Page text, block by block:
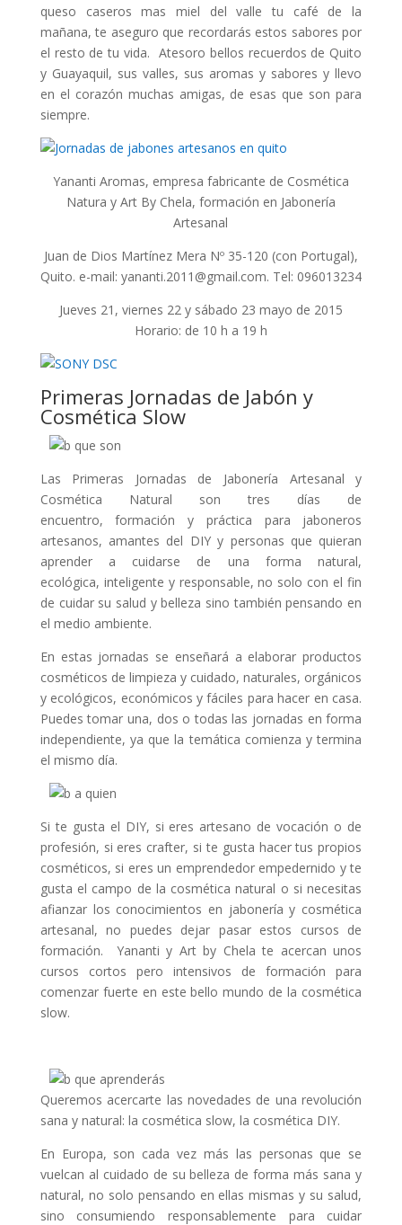
queso caseros mas miel del valle tu café de la
mañana, te aseguro que recordarás estos sabores por
el resto de tu vida. Atesoro bellos recuerdos de Quito
y Guayaquil, sus valles, sus aromas y sabores y llevo
en el corazón muchas amigas, de esas que son para
siempre.
Yananti Aromas, empresa fabricante de Cosmética
Natura y Art By Chela, formación en Jabonería
Artesanal
Juan de Dios Martínez Mera Nº 35-120 (con Portugal),
Quito. e-mail: yananti.2011@gmail.com. Tel: 096013234
Jueves 21, viernes 22 y sábado 23 mayo de 2015
Horario: de 10 h a 19 h
Primeras Jornadas de Jabón y
Cosmética Slow
Las Primeras Jornadas de Jabonería Artesanal y
Cosmética Natural son tres días de
encuentro, formación y práctica para jaboneros
artesanos, amantes del DIY y personas que quieran
aprender a cuidarse de una forma natural,
ecológica, inteligente y responsable, no solo con el fin
de cuidar su salud y belleza sino también pensando en
el medio ambiente.
En estas jornadas se enseñará a elaborar productos
cosméticos de limpieza y cuidado, naturales, orgánicos
y ecológicos, económicos y fáciles para hacer en casa.
Puedes tomar una, dos o todas las jornadas en forma
independiente, ya que la temática comienza y termina
el mismo día.
Si te gusta el DIY, si eres artesano de vocación o de
profesión, si eres crafter, si te gusta hacer tus propios
cosméticos, si eres un emprendedor empedernido y te
gusta el campo de la cosmética natural o si necesitas
afianzar los conocimientos en jabonería y cosmética
artesanal, no puedes dejar pasar estos cursos de
formación. Yananti y Art by Chela te acercan unos
cursos cortos pero intensivos de formación para
comenzar fuerte en este bello mundo de la cosmética
slow.
Queremos acercarte las novedades de una revolución
sana y natural: la cosmética slow, la cosmética DIY.
En Europa, son cada vez más las personas que se
vuelcan al cuidado de su belleza de forma más sana y
natural, no solo pensando en ellas mismas y su salud,
sino consumiendo responsablemente para cuidar